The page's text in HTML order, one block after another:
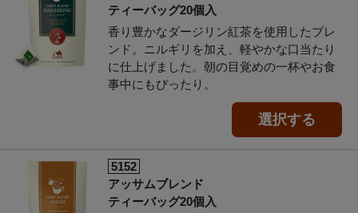
ティーバッグ20個入
香り豊かなダージリン紅茶を使用したブレ
ンド。ニルギリを加え、軽やかな口当たり
に仕上げました。朝の目覚めの一杯やお食
事中にもぴったり。
選択する
5152
アッサムブレンド
ティーバッグ20個入